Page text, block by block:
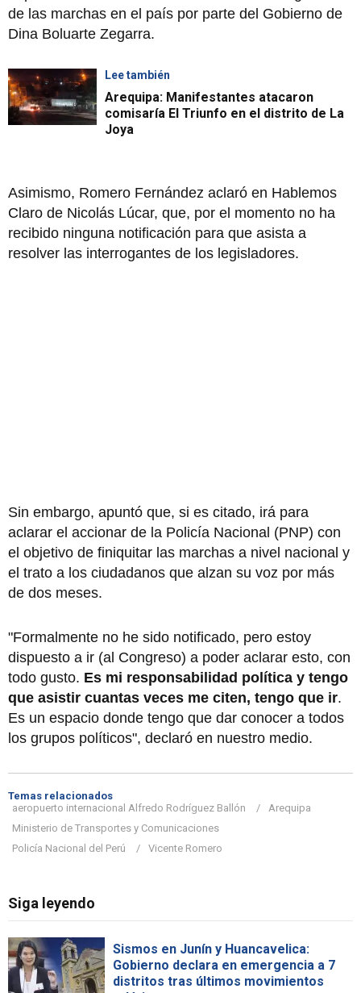
de las marchas en el país por parte del Gobierno de
Dina Boluarte Zegarra.
Lee también
Arequipa: Manifestantes atacaron
comisaría El Triunfo en el distrito de La
Joya
Asimismo, Romero Fernández aclaró en Hablemos
Claro de Nicolás Lúcar, que, por el momento no ha
recibido ninguna notificación para que asista a
resolver las interrogantes de los legisladores.
Sin embargo, apuntó que, si es citado, irá para
aclarar el accionar de la Policía Nacional (PNP) con
el objetivo de finiquitar las marchas a nivel nacional y
el trato a los ciudadanos que alzan su voz por más
de dos meses.
"Formalmente no he sido notificado, pero estoy
dispuesto a ir (al Congreso) a poder aclarar esto, con
todo gusto. Es mi responsabilidad política y tengo
que asistir cuantas veces me citen, tengo que ir.
Es un espacio donde tengo que dar conocer a todos
los grupos políticos", declaró en nuestro medio.
Temas relacionados
aeropuerto internacional Alfredo Rodríguez Ballón
Arequipa
Ministerio de Transportes y Comunicaciones
Policía Nacional del Perú
Vicente Romero
Siga leyendo
Sismos en Junín y Huancavelica:
Gobierno declara en emergencia a 7
distritos tras últimos movimientos